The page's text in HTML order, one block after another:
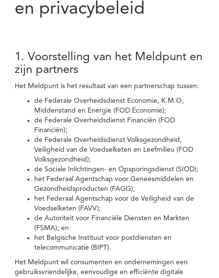
en privacybeleid
1. Voorstelling van het Meldpunt en
zijn partners
Het Meldpunt is het resultaat van een partnerschap tussen:
de Federale Overheidsdienst Economie, K.M.O,
Middenstand en Energie (FOD Economie);
de Federale Overheidsdienst Financiën (FOD
Financiën);
de Federale Overheidsdienst Volksgezondheid,
Veiligheid van de Voedselketen en Leefmilieu (FOD
Volksgezondheid);
de Sociale Inlichtingen- en Opsporingsdienst (SIOD);
het Federaal Agentschap voor Geneesmiddelen en
Gezondheidsproducten (FAGG);
het Federaal Agentschap voor de Veiligheid van de
Voedselketen (FAVV);
de Autoriteit voor Financiële Diensten en Markten
(FSMA); en
het Belgische Instituut voor postdiensten en
telecommunicatie (BIPT).
Het Meldpunt wil consumenten en ondernemingen een
gebruiksvriendelijke, eenvoudige en efficiënte digitale